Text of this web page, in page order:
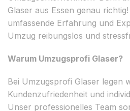
Glaser aus Essen genau
umfassende Erfahrung und
Umzug reibungslos und
Warum Umzugsprofi Glaser?
Bei Umzugsprofi Glaser legen
Kundenzufriedenheit und
Unser professionelles Team